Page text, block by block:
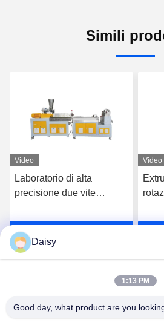
Simili
Video
Laboratorio di alta
precisione due vite
plastica Pe Pp pellet linea
di granulazione
Video
Daisy
1:13 PM
Good day, what product are you